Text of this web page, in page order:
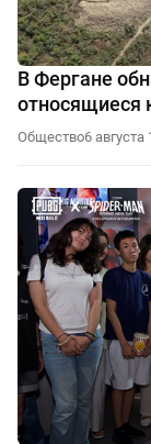
В Фергане
относящиеся
Общество6 августа